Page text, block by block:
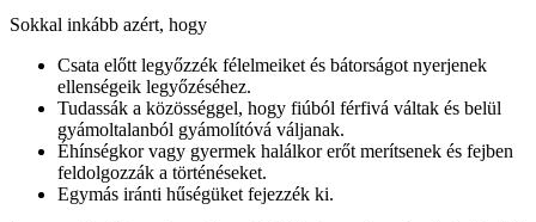
Sokkal inkább azért, hogy
Csata előtt legyőzzék félelmeiket és bátorságot nyerjenek
ellenségeik legyőzéséhez.
Tudassák a közösséggel, hogy fiúból férfivá váltak és belül
gyámoltalanból gyámolítóvá váljanak.
Éhínségkor vagy gyermek halálkor erőt merítsenek és fejben
feldolgozzák a történéseket.
Egymás iránti hűségüket fejezzék ki.